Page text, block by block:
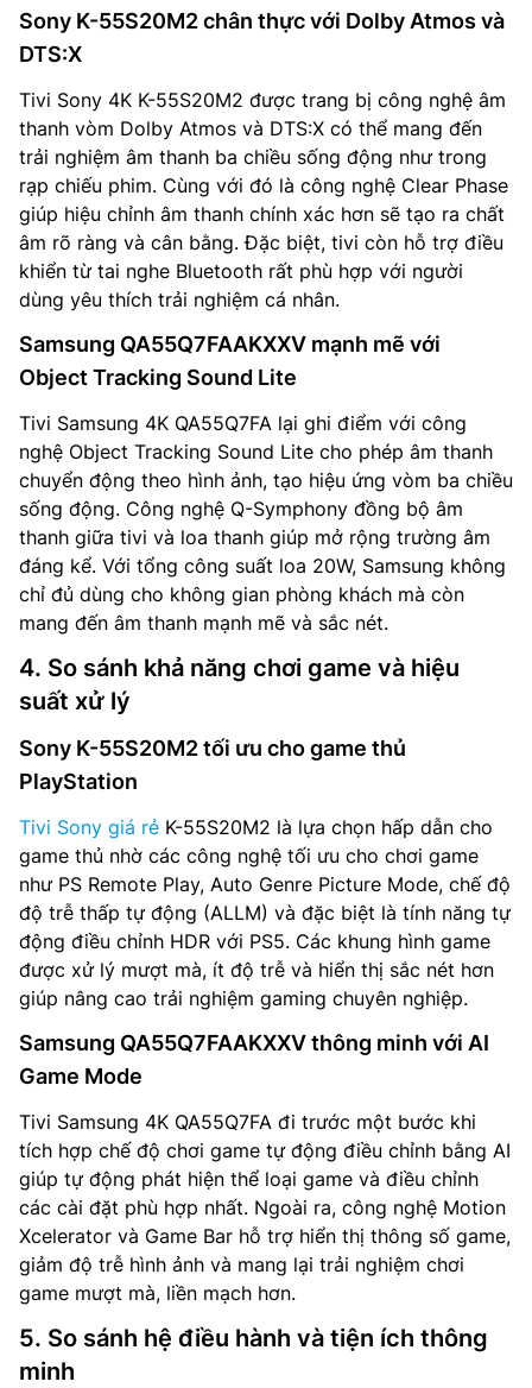
Sony K-55S20M2 chân thực với Dolby Atmos và
DTS:X
Tivi Sony 4K K-55S20M2 được trang bị công nghệ âm
thanh vòm Dolby Atmos và DTS:X có thể mang đến
trải nghiệm âm thanh ba chiều sống động như trong
rạp chiếu phim. Cùng với đó là công nghệ Clear Phase
giúp hiệu chỉnh âm thanh chính xác hơn sẽ tạo ra chất
âm rõ ràng và cân bằng. Đặc biệt, tivi còn hỗ trợ điều
khiển từ tai nghe Bluetooth rất phù hợp với người
dùng yêu thích trải nghiệm cá nhân.
Samsung QA55Q7FAAKXXV mạnh mẽ với
Object Tracking Sound Lite
Tivi Samsung 4K QA55Q7FA lại ghi điểm với công
nghệ Object Tracking Sound Lite cho phép âm thanh
chuyển động theo hình ảnh, tạo hiệu ứng vòm ba chiều
sống động. Công nghệ Q-Symphony đồng bộ âm
thanh giữa tivi và loa thanh giúp mở rộng trường âm
đáng kể. Với tổng công suất loa 20W, Samsung không
chỉ đủ dùng cho không gian phòng khách mà còn
mang đến âm thanh mạnh mẽ và sắc nét.
4. So sánh khả năng chơi game và hiệu
suất xử lý
Sony K-55S20M2 tối ưu cho game thủ
PlayStation
Tivi Sony giá rẻ K-55S20M2 là lựa chọn hấp dẫn cho
game thủ nhờ các công nghệ tối ưu cho chơi game
như PS Remote Play, Auto Genre Picture Mode, chế độ
độ trễ thấp tự động (ALLM) và đặc biệt là tính năng tự
động điều chỉnh HDR với PS5. Các khung hình game
được xử lý mượt mà, ít độ trễ và hiển thị sắc nét hơn
giúp nâng cao trải nghiệm gaming chuyên nghiệp.
Samsung QA55Q7FAAKXXV thông minh với AI
Game Mode
Tivi Samsung 4K QA55Q7FA đi trước một bước khi
tích hợp chế độ chơi game tự động điều chỉnh bằng AI
giúp tự động phát hiện thể loại game và điều chỉnh
các cài đặt phù hợp nhất. Ngoài ra, công nghệ Motion
Xcelerator và Game Bar hỗ trợ hiển thị thông số game,
giảm độ trễ hình ảnh và mang lại trải nghiệm chơi
game mượt mà, liền mạch hơn.
5. So sánh hệ điều hành và tiện ích thông
minh